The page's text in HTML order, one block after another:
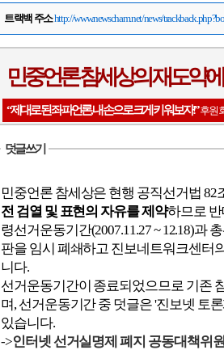
트랙백 주소http://www.newscham.net/news/
민중언론 참세상의 재도약
“제대로 된 좌파언론, 내 손으로 크게 키워보자!”후원
덧글 쓰기
민중언론 참세상은 현행 공직선거법
전 검열 및 표현의 자유를 제약하므로
령선거운동기간(2007.11.27 ~ 12.18)과
판을 임시 폐쇄하고 진보네트워크센터
니다.
선거운동기간이 종료되었으므로 기존
며, 선거운동기간 중 덧글은 '진보넷 토
있습니다.
->인터넷 선거실명제 폐지 공동대책위